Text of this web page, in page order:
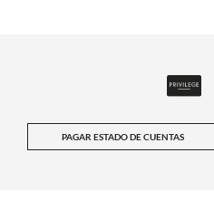
PAGAR ESTADO DE CUENTAS